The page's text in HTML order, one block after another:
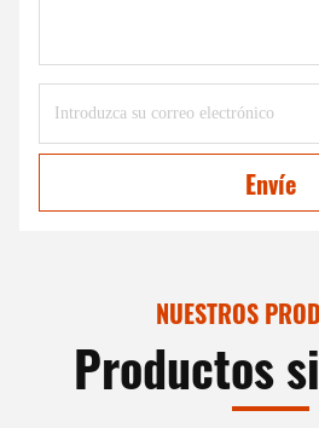
Envíe
NUESTROS
Productos